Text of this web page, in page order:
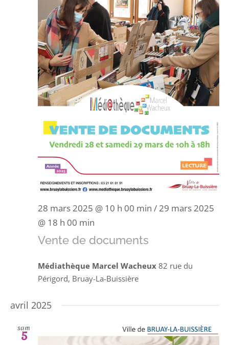
28 mars 2025 @ 10 h 00 min /29 mars 2025
@ 18 h 00 min
Vente de documents
Médiathèque Marcel Wacheux 82 rue du
Périgord, Bruay-La-Buissière
avril 2025
sam
5